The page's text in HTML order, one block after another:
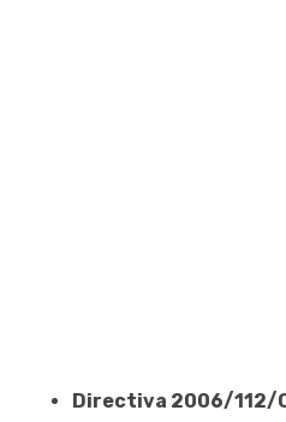
Directiva 2006/112/